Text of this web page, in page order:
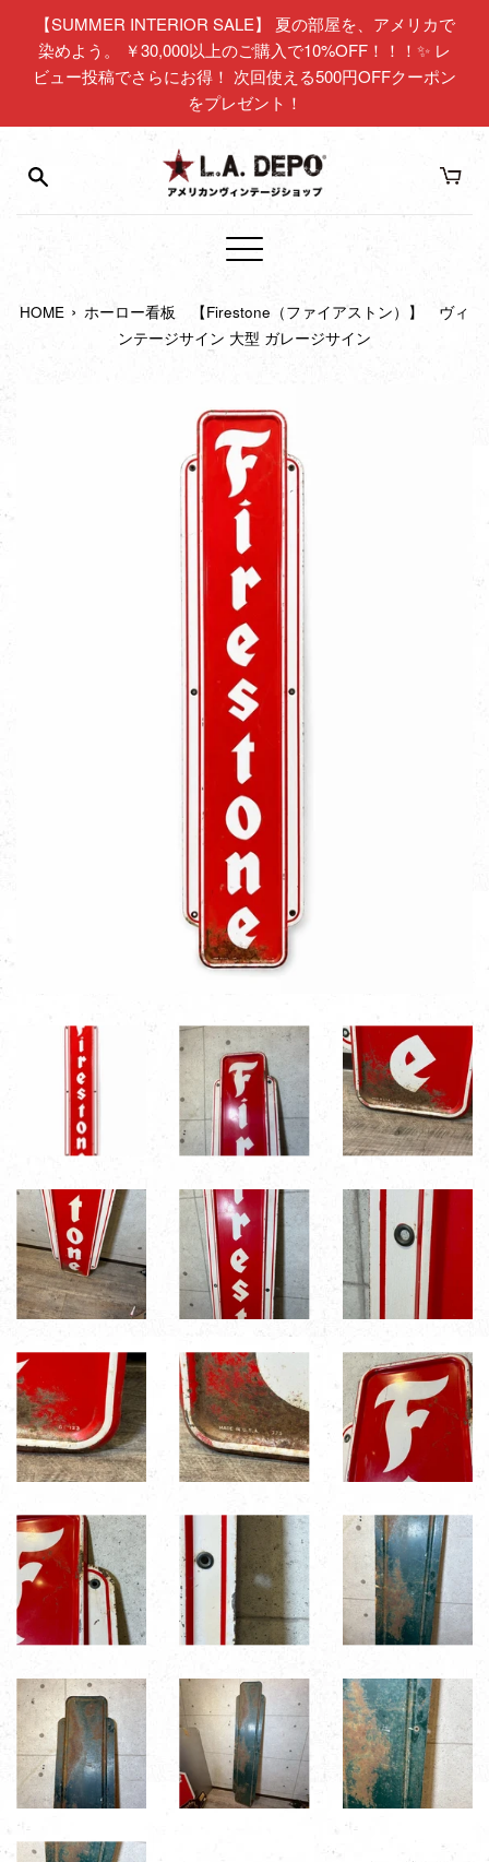
【SUMMER INTERIOR SALE】 夏の部屋を、アメリカで
染めよう。 ￥30,000以上のご購入で10%OFF！！！✨ レ
ビュー投稿でさらにお得！ 次回使える500円OFFクーポン
をプレゼント！
メ
ュ
ー
HOME › ホーロー看板 【Firestone（ファイアストン）】 ヴィ
ンテージサイン 大型 ガレージサイン